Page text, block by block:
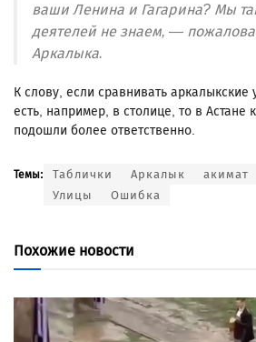
ваши Ленина и Гагарина? Мы
деятелей не знаем, —
Аркалыка.
К слову, если сравнивать аркалыкские
есть, например, в столице, то в Астане
подошли более ответственно.
Темы: Таблички Аркалык акимат
Улицы
Ошибка
Похожие новости